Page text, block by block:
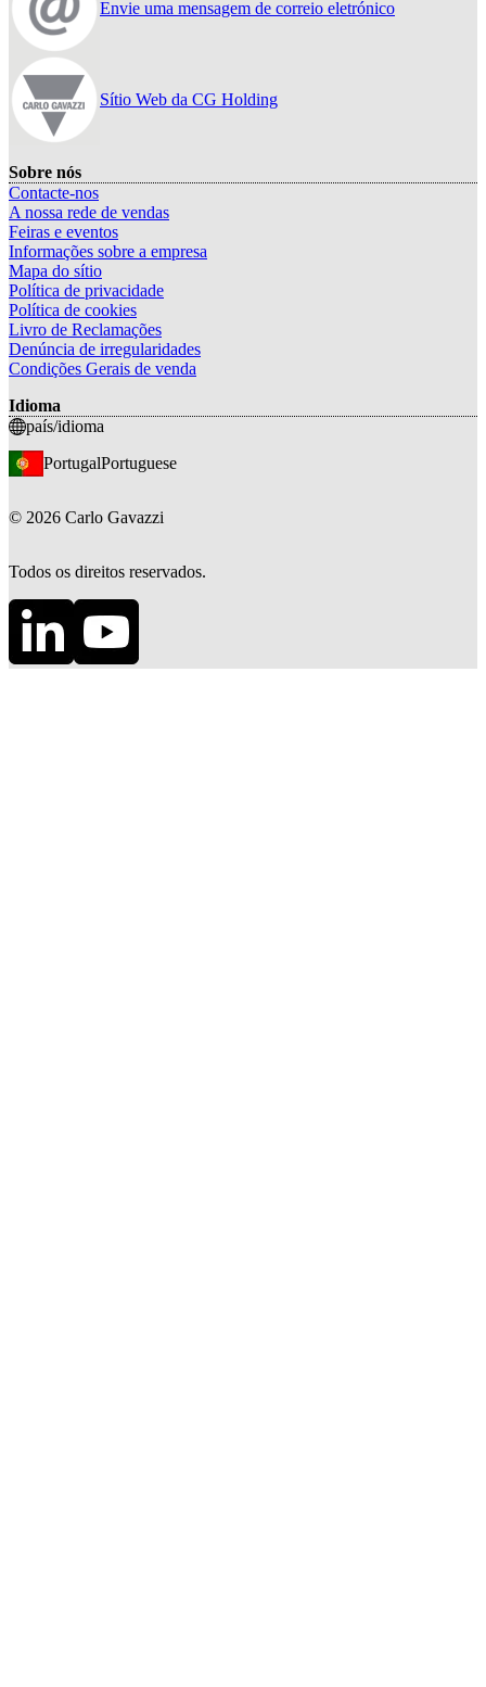
Envie uma mensagem de correio eletrónico
Sítio Web da CG Holding
Sobre nós
Contacte-nos
A nossa rede de vendas
Feiras e eventos
Informações sobre a empresa
Mapa do sítio
Política de privacidade
Política de cookies
Livro de Reclamações
Denúncia de irregularidades
Condições Gerais de venda
Idioma
país/idioma
PortugalPortuguese
© 2026 Carlo Gavazzi
Todos os direitos reservados.